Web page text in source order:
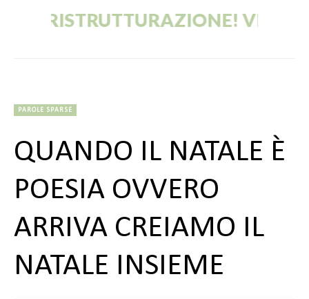
RISTRUTTURAZIONE! VECCHI
PAROLE SPARSE
QUANDO IL NATALE È
POESIA OVVERO
ARRIVA CREIAMO IL
NATALE INSIEME